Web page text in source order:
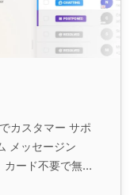
カスタマー サポ
メッセージン
ード不要で無料